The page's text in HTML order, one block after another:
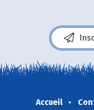
Accueil